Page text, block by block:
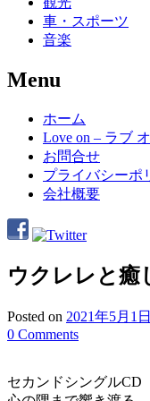
車・スポーツ
音楽
Menu
Skip
content
ホーム
Love on – ラブ
お問合せ
プライバシーポ
会社概要
ウクレレと癒
Posted on 2021年5月1日
0 Comments
セカンドシングルCD